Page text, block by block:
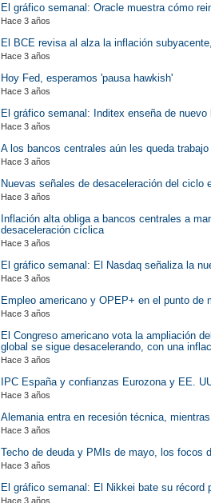
El gráfico semanal: Oracle muestra cómo
Hace 3 años
El BCE revisa al alza la inflación
Hace 3 años
Hoy Fed, esperamos 'pausa hawkish'
Hace 3 años
El gráfico semanal: Inditex enseña de
Hace 3 años
A los bancos centrales aún les queda trabajo
Hace 3 años
Nuevas señales de desaceleración del ciclo
Hace 3 años
Inflación alta obliga a bancos centrales a
desaceleración cíclica
Hace 3 años
El gráfico semanal: El Nasdaq señaliza la
Hace 3 años
Empleo americano y OPEP+ en el punto de
Hace 3 años
El Congreso americano vota la ampliación
global se sigue desacelerando, con una
Hace 3 años
IPC España y confianzas Eurozona y EE.
Hace 3 años
Alemania entra en recesión técnica,
Hace 3 años
Techo de deuda y PMIs de mayo, los focos
Hace 3 años
El gráfico semanal: El Nikkei bate su récord
Hace 3 años